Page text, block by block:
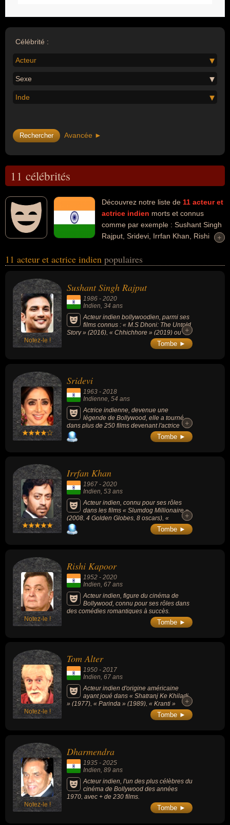
Célébrité :
Acteur
Sexe
Inde
Avancée ►
11 célébrités
Découvrez notre liste de 11 acteur et
actrice indien morts et connus
comme par exemple : Sushant Singh
Rajput, Sridevi, Irrfan Khan, Rishi
Rajesh Khanna, Dev Anand... Ces personnalités peuvent avoir des
du théâtre ou de la politique. Ces célébrités peuvent également
avoir été artiste, cinéaste, homme d'affaire, producteur, producteur
de cinéma, homme d'état, homme politique ou ministre.
+
+
11 acteur et actrice indien populaires
Notez-le !
Sushant Singh Rajput
1986 - 2020
Indien, 34 ans
Acteur indien bollywoodien, parmi ses
films connus : « M.S Dhoni: The Untold
Story » (2016), « Chhichhore » (2019) ou «+
+
Tombe ►
Sridevi
1963 - 2018
Indienne , 54 ans
Actrice indienne, devenue une
légende de Bollywood, elle a tourné
dans plus de 250 films devenant l'actrice
indienne la plus célèbre des années 1980.
+
+
Tombe ►
Irrfan Khan
1967 - 2020
Indien, 53 ans
Acteur indien, connu pour ses rôles
dans les films « Slumdog Millionaire »
(2008, 4 Golden Globes, 8 oscars), «
L'Odyssée de Pi » (2012) ou « Jurassic
World » (2015).
+
+
Tombe ►
Notez-le !
Rishi Kapoor
1952 - 2020
Indien , 67 ans
Acteur indien, figure du cinéma de
Bollywood, connu pour ses rôles dans
des comédies romantiques à succès.
Tombe ►
Notez-le !
Tom Alter
1950 - 2017
Indien, 67 ans
Acteur indien d'origine américaine
ayant joué dans « Shatranj Ke Khiladi
» (1977), « Parinda » (1989), « Kranti »
(1981), « Aashiqui » (1990) ou « Junoon »
(1992) et ayant collaboré dans plus de 300
gouvernement indien en 2008.
+
+
Tombe ►
Notez-le !
Dharmendra
1935 - 2025
Indien , 89 ans
Acteur indien, l'un des plus célèbres du
cinéma de Bollywood des années
1970, avec + de 230 films.
Tombe ►